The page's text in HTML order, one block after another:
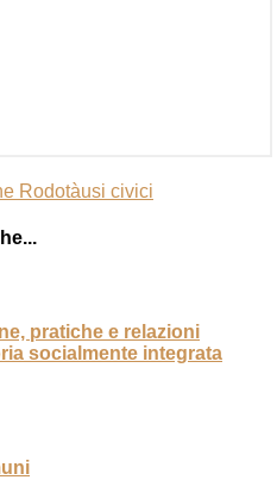
Rodotàusi civici
pratiche e relazioni
socialmente integrata